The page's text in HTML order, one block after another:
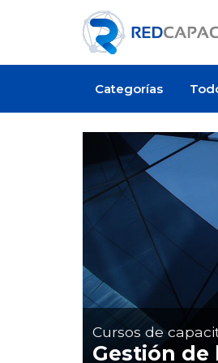
Categorías
Cursos de
Gestión de
cuesta un curso de
Oferta de